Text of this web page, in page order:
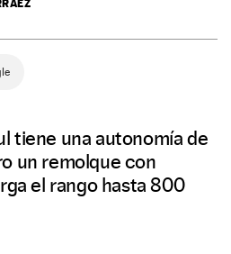
tiene una autonomía de
un remolque con
el rango hasta 800